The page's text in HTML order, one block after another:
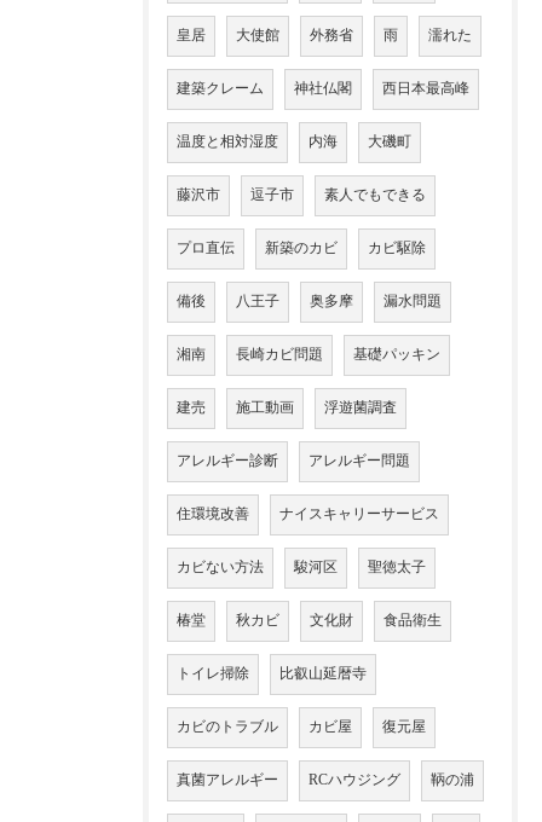
皇居 大使館 外務省 雨 濡れた
建築クレーム 神社仏閣 西日本最高峰
温度と相対湿度 内海 大磯町
藤沢市 逗子市 素人でもできる
プロ直伝 新築のカビ カビ駆除
備後 八王子 奥多摩 漏水問題
湘南 長崎カビ問題 基礎パッキン
建売 施工動画 浮遊菌調査
アレルギー診断 アレルギー問題
住環境改善 ナイスキャリーサービス
カビない方法 駿河区 聖徳太子
椿堂 秋カビ 文化財 食品衛生
トイレ掃除 比叡山延暦寺
カビのトラブル カビ屋 復元屋
真菌アレルギー RCハウジング 鞆の浦